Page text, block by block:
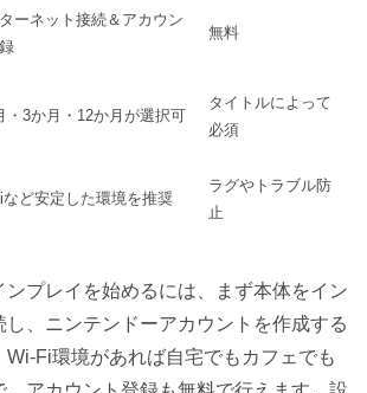
ーネット接続＆アカウン
無料
・3か月・12か月が選択可
タイトルによって
必須
など安定した環境を推奨
ラグやトラブル防
止
ンプレイを始めるには、まず本体をイン
し、ニンテンドーアカウントを作成する
Wi-Fi環境があれば自宅でもカフェでも